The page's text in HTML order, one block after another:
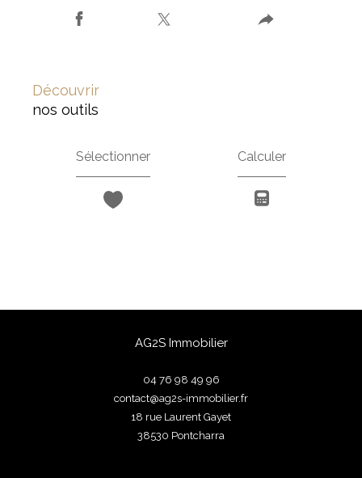
découvrir
nos outils
Sélectionner Calculer
AG2S Immobilier
04 76 98 49 96
contact@ag2s-immobilier.fr
18 rue Laurent Gayet
38530
pontcharra